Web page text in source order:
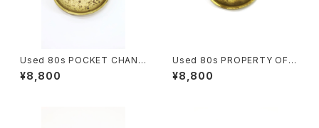
Used 80s POCKET CHANG
E Brass Money Tray 古着
¥8,800
Used 80s PROPERTY OF D
AD Brass Money Tray 古着
¥8,800